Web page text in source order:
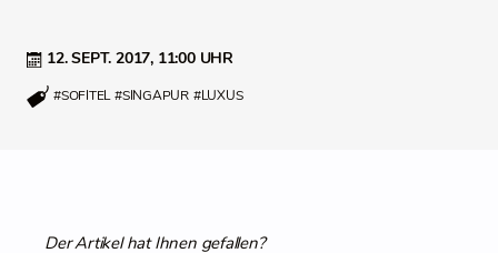
12. SEPT. 2017, 11:00 UHR
#SOFITEL #SINGAPUR #LUXUS
Der Artikel hat Ihnen gefallen?